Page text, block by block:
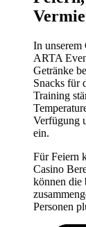
In unserem
ARTA
Getränke
Snacks für
Training
Verfügung
ein.
Für Feiern
Casino
können die
Personen